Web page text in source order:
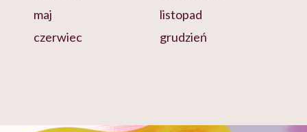
maj
czerwiec
listopad
grudzień